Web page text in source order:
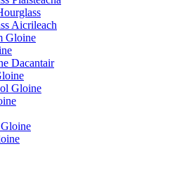
Aicrileach
Gloine
Dacantair
Gloine